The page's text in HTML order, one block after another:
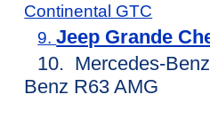
Continental GTC
9.Jeep Grande
10. Mercedes-
Benz R63 AMG